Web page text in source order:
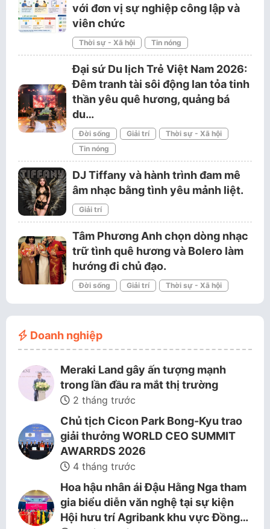
với đơn vị sự nghiệp công lập và
viên chức
Thời sự - Xã hội Tin nóng
Đại sứ Du lịch Trẻ Việt Nam 2026:
Đêm tranh tài sôi động lan tỏa tinh
thần yêu quê hương, quảng bá
du…
Đời sống Giải trí
Thời sự - Xã hội
Tin nóng
DJ Tiffany và hành trình đam mê
âm nhạc bằng tình yêu mảnh liệt.
Giải trí
Tâm Phương Anh chọn dòng nhạc
trữ tình quê hương và Bolero làm
hướng đi chủ đạo.
Đời sống Giải trí Thời sự - Xã hội
Doanh nghiệp
Meraki Land gây ấn tượng mạnh
trong lần đầu ra mắt thị trường
2 tháng trước
Chủ tịch Cicon Park Bong-Kyu trao
giải thưởng WORLD CEO SUMMIT
AWARRDS 2026
4 tháng trước
Hoa hậu nhân ái Đậu Hằng Nga tham
gia biểu diễn văn nghệ tại sự kiện
Hội hưu trí Agribank khu vực Đồng…